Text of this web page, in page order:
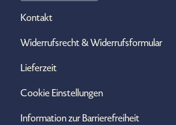
Kontakt
Widerrufsrecht & Widerrufsformular
Lieferzeit
Cookie Einstellungen
Information zur Barrierefreiheit